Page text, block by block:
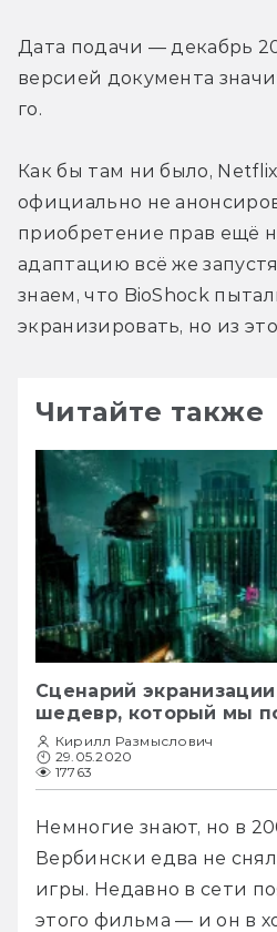
Дата подачи — декабрь
версией документа
го.
Как бы там ни было,
официально не
приобретение прав ещё
адаптацию всё же
знаем, что BioShock
экранизировать, но из
Читайте также
Сценарий
шедевр, который мы
Кирилл Размыслович
29.05.2020
17763
Немногие знают, но в
Вербински едва не
игры. Недавно в сети
этого фильма — и он в